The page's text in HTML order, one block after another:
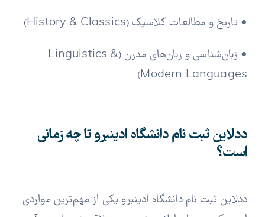
• تاریخ و مطالعات کلاسیک (History & Classics)
• زبان‌شناسی و زبان‌های مدرن (Linguistics &
Modern Languages)
ددلاین ثبت نام دانشگاه ادینبرو تا چه زمانی
است؟
ددلاین ثبت نام دانشگاه ادینبرو یکی از مهم‌ترین مواردی